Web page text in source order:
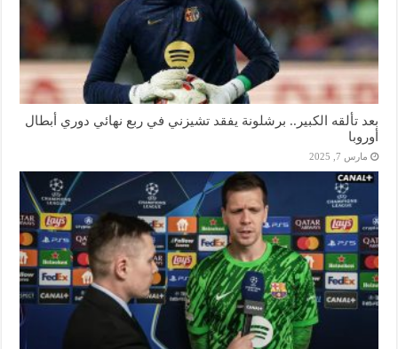
بعد تألقه الكبير.. برشلونة يفقد تشيزني في ربع نهائي دوري أبطال
أوروبا
مارس 7, 2025